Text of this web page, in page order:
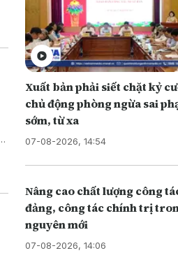
Xuất bản phải siết chặt kỷ
chủ động phòng ngừa sai
sớm, từ xa
07-08-2026, 14:54
Nâng cao chất lượng công
đảng, công tác chính trị
nguyên mới
07-08-2026, 14:06